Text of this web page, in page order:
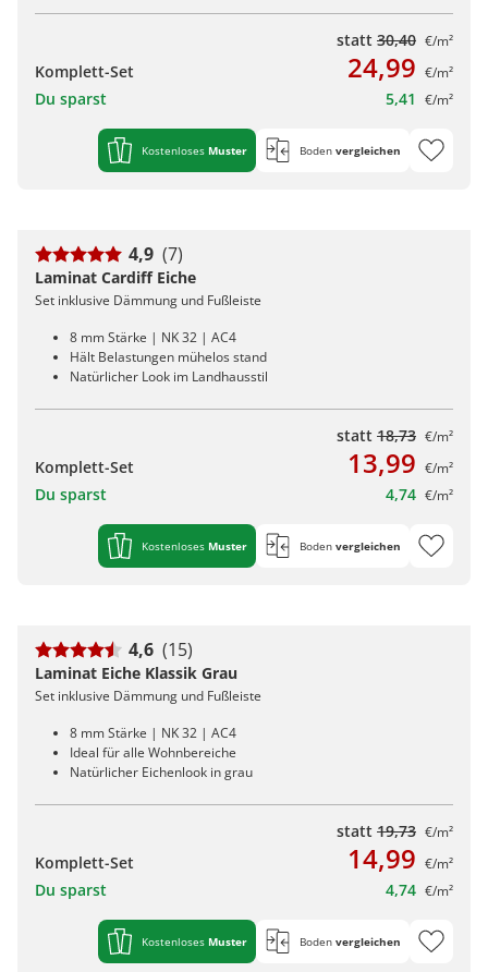
statt 30,40 €/m²
Komplett-Set 24,99 €/m²
Du sparst 5,41 €/m²
Kostenloses Muster Boden vergleichen
4,9 (7)
Laminat Cardiff Eiche
Set inklusive Dämmung und Fußleiste
8 mm Stärke | NK 32 | AC4
Hält Belastungen mühelos stand
Natürlicher Look im Landhausstil
statt 18,73 €/m²
Komplett-Set 13,99 €/m²
Du sparst 4,74 €/m²
Kostenloses Muster Boden vergleichen
4,6 (15)
Laminat Eiche Klassik Grau
Set inklusive Dämmung und Fußleiste
8 mm Stärke | NK 32 | AC4
Ideal für alle Wohnbereiche
Natürlicher Eichenlook in grau
statt 19,73 €/m²
Komplett-Set 14,99 €/m²
Du sparst 4,74 €/m²
Kostenloses Muster Boden vergleichen